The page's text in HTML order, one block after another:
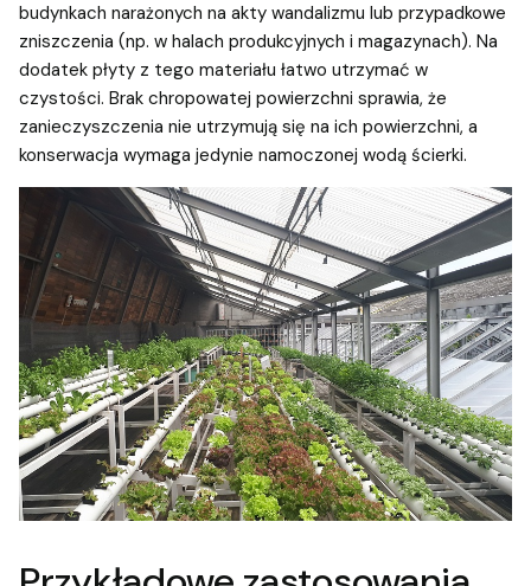
budynkach narażonych na akty wandalizmu lub przypadkowe
zniszczenia (np. w halach produkcyjnych i magazynach). Na
dodatek płyty z tego materiału łatwo utrzymać w
czystości. Brak chropowatej powierzchni sprawia, że
zanieczyszczenia nie utrzymują się na ich powierzchni, a
konserwacja wymaga jedynie namoczonej wodą ścierki.